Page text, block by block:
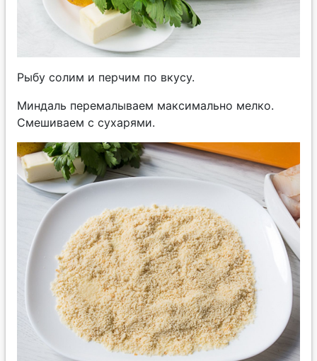
Рыбу солим и перчим по вкусу.
Миндаль перемалываем максимально мелко.
Смешиваем с сухарями.